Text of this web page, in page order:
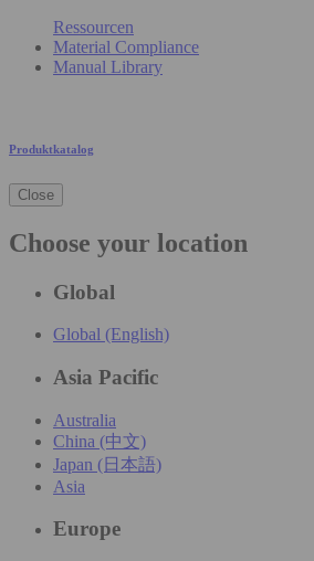
Ressourcen
Material Compliance
Manual Library
Produktkatalog
Close
Choose your location
Global
Global (English)
Asia Pacific
Australia
China (中文)
Japan (日本語)
Asia
Europe